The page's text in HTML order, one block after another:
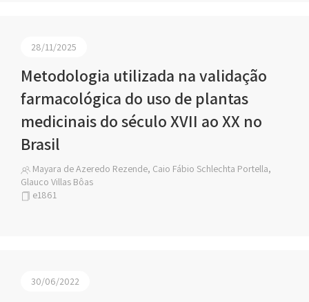
28/11/2025
Metodologia utilizada na validação
farmacológica do uso de plantas
medicinais do século XVII ao XX no
Brasil
Mayara de Azeredo Rezende, Caio Fábio Schlechta Portella,
Glauco Villas Bôas
e1861
30/06/2022